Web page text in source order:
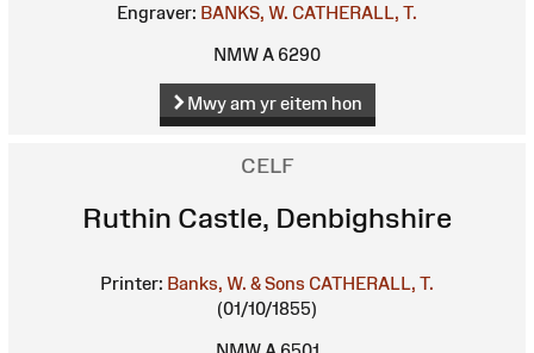
Engraver: BANKS, W. CATHERALL, T.
NMW A 6290
Mwy am yr eitem hon
CELF
Ruthin Castle, Denbighshire
Printer: Banks, W. & Sons CATHERALL, T.
(01/10/1855)